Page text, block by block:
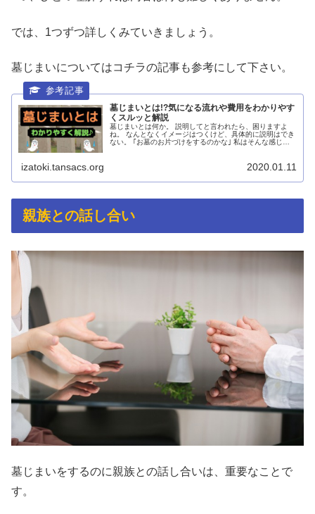
では、1つずつ詳しくみていきましょう。
墓じまいについてはコチラの記事も参考にして下さい。
墓じまいとは!?気になる流れや費用をわかりやす
くスルッと解説
墓じまいとは何か。 説明してと言われたら、困りますよ
ね。 なんとなくイメージはつくけど、具体的に説明はでき
ない。 ｢お墓のお片づけをするのかな｣ 私はそんな感じで
izatoki.tansacs.org 2020.01.11
親族との話し合い
墓じまいをするのに親族との話し合いは、重要なことで
す。